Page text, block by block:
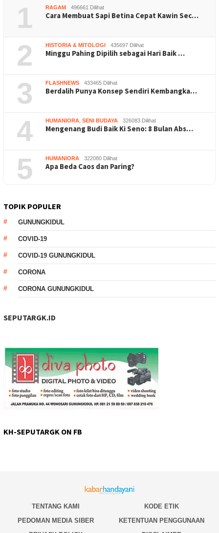
1 RAGAM 496661 Dilihat
Cara Membuat Sapi Betina Cepat Kawin Sec…
2 HISTORIA & MITOLOGI 435697 Dilihat
Minggu Pahing Dipilih sebagai Hari Baik …
3 FLASHNEWS 433465 Dilihat
Berdalih Punya Konsep Sendiri Kembangka…
4 HUMANIORA SENI BUDAYA 326083 Dilihat
Mengenang Budi Baik Ki Seno: 8 Bulan Abs…
5 HUMANIORA 322080 Dilihat
Apa Beda Caos dan Paring?
TOPIK POPULER
GUNUNGKIDUL
COVID-19
COVID-19 GUNUNGKIDUL
CORONA
CORONA GUNUNGKIDUL
SEPUTARGK.ID
KH-SEPUTARGK ON FB
TENTANG KAMI
KODE ETIK
PEDOMAN MEDIA SIBER
KETENTUAN PENGGUNAAN